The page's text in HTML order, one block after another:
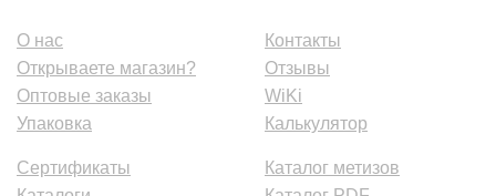
О нас
Открываете магазин?
Оптовые заказы
Упаковка
Контакты
Отзывы
WiKi
Калькулятор
Сертификаты
Каталог метизов